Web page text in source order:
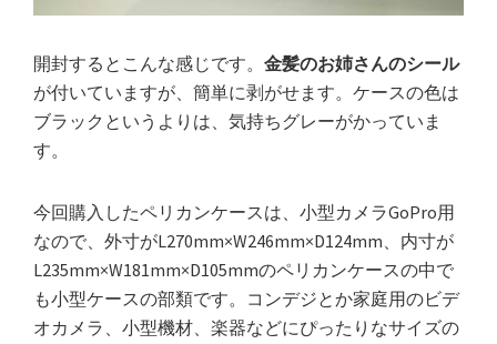
開封するとこんな感じです。 金髪のお姉さんのシール
が付いていますが、簡単に剥がせます。ケースの色は
ブラックというよりは、気持ちグレーがかっていま
す。
今回購入したペリカンケースは、小型カメラGoPro用
なので、外寸がL270mm×W246mm×D124mm、内寸が
L235mm×W181mm×D105mmのペリカンケースの中で
も小型ケースの部類です。コンデジとか家庭用のビデ
オカメラ、小型機材、楽器などにぴったりなサイズの